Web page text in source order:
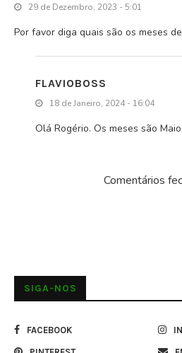
29 de Dezembro, 2023 - 5:01
Por favor diga quais são os meses
FLAVIOBOSS
18 de Janeiro, 2024 - 16:04
Olá Rogério. Os meses são
Comentários
SIGA-NOS
FACEBOOK